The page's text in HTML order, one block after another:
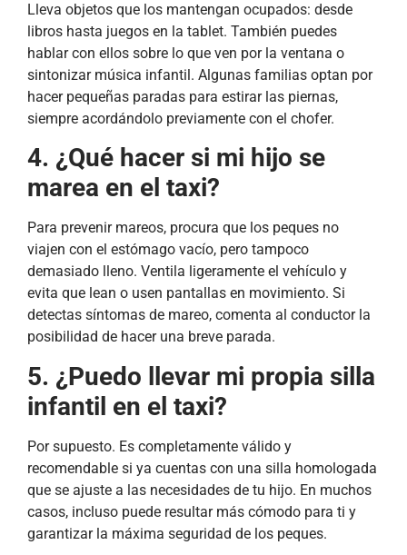
Lleva objetos que los mantengan ocupados: desde
libros hasta juegos en la tablet. También puedes
hablar con ellos sobre lo que ven por la ventana o
sintonizar música infantil. Algunas familias optan por
hacer pequeñas paradas para estirar las piernas,
siempre acordándolo previamente con el chofer.
4. ¿Qué hacer si mi hijo se
marea en el taxi?
Para prevenir mareos, procura que los peques no
viajen con el estómago vacío, pero tampoco
demasiado lleno. Ventila ligeramente el vehículo y
evita que lean o usen pantallas en movimiento. Si
detectas síntomas de mareo, comenta al conductor la
posibilidad de hacer una breve parada.
5. ¿Puedo llevar mi propia silla
infantil en el taxi?
Por supuesto. Es completamente válido y
recomendable si ya cuentas con una silla homologada
que se ajuste a las necesidades de tu hijo. En muchos
casos, incluso puede resultar más cómodo para ti y
garantizar la máxima seguridad de los peques.